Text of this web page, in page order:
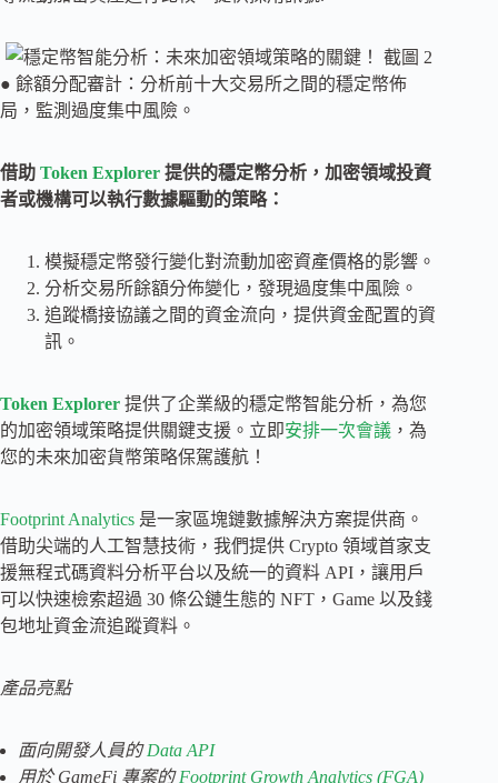
● 餘額分配審計：分析前十大交易所之間的穩定幣佈
局，監測過度集中風險。
借助 Token Explorer 提供的穩定幣分析，加密領域投資
者或機構可以執行數據驅動的策略：
模擬穩定幣發行變化對流動加密資產價格的影響。
分析交易所餘額分佈變化，發現過度集中風險。
追蹤橋接協議之間的資金流向，提供資金配置的資
訊。
Token Explorer 提供了企業級的穩定幣智能分析，為您
的加密領域策略提供關鍵支援。立即安排一次會議 ，為
您的未來加密貨幣策略保駕護航！
Footprint Analytics 是一家區塊鏈數據解決方案提供商。
借助尖端的人工智慧技術，我們提供 Crypto 領域首家支
援無程式碼資料分析平台以及統一的資料 API，讓用戶
可以快速檢索超過 30 條公鏈生態的 NFT，Game 以及錢
包地址資金流追蹤資料。
產品亮點
面向開發人員的Data API
用於 GameFi 專案的Footprint Growth Analytics (FGA)